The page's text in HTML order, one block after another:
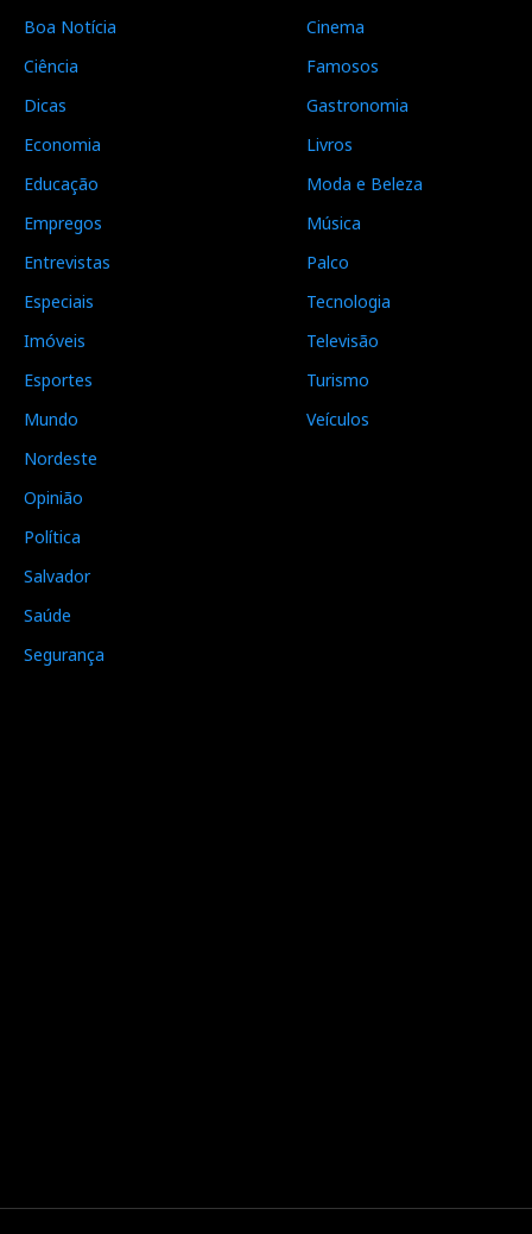
Boa Notícia
Ciência
Dicas
Economia
Educação
Empregos
Entrevistas
Especiais
Imóveis
Esportes
Mundo
Nordeste
Opinião
Política
Salvador
Saúde
Segurança
Cinema
Famosos
Gastronomia
Livros
Moda e Beleza
Música
Palco
Tecnologia
Televisão
Turismo
Veículos